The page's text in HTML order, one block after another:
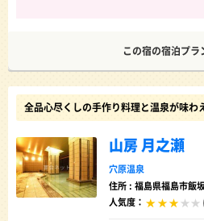
この宿の宿泊プラ
全品心尽くしの手作り料理と温泉が味わ
山房 月之瀬
穴原温泉
住所 : 福島県福島市飯
人気度：